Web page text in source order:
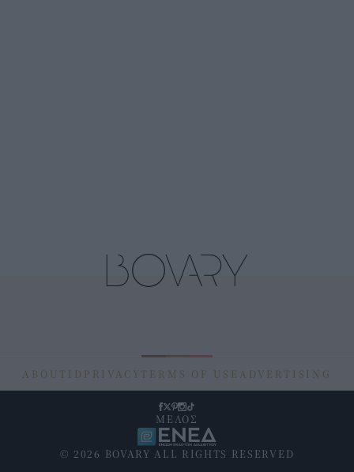
ABOUT ID PRIVACY TERMS OF USE ADVERTISING
© 2026 BOVARY ALL RIGHTS RESERVED
ΜΕΛΟΣ